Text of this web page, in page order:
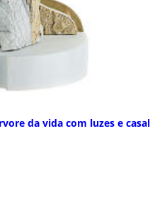
da vida com luzes e casal